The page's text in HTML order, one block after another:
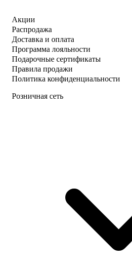
Акции
Распродажа
Доставка и оплата
Программа лояльности
Подарочные сертификаты
Правила продажи
Политика конфиденциальности
Розничная сеть